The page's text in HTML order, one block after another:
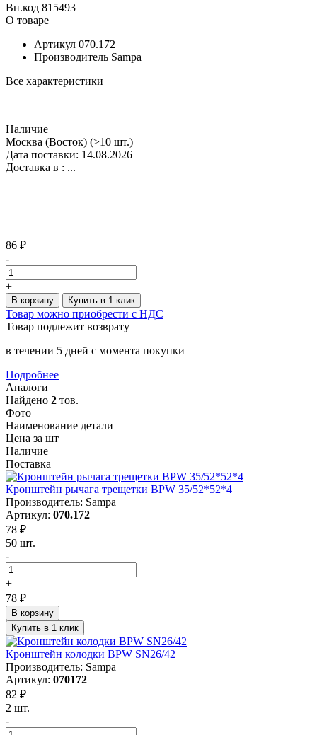
Вн.код 815493
О товаре
Артикул 070.172
Производитель Sampa
Все характеристики
Наличие
Москва (Восток) (>10 шт.)
Дата поставки: 14.08.2026
Доставка в : ...
86 ₽
-
+
В корзину Купить в 1 клик
Товар можно приобрести с НДС
Товар подлежит возврату
в течении 5 дней с момента покупки
Подробнее
Аналоги
Найдено 2 тов.
Фото
Наименование детали
Цена за шт
Наличие
Поставка
Кронштейн рычага трещетки BPW 35/52*52*4
Производитель: Sampa
Артикул: 070.172
78 ₽
50 шт.
-
+
78 ₽
В корзину
Купить в 1 клик
Кронштейн колодки BPW SN26/42
Производитель: Sampa
Артикул: 070172
82 ₽
2 шт.
-